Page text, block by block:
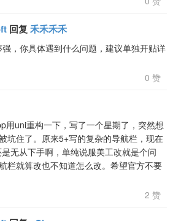
回复 禾禾禾禾
，你具体遇到什么问题，建议单独开贴详
0 赞
用uni重构一下，写了一个星期了，突然想
坑住了。原来5+写的复杂的导航栏，现在
无从下手啊，单纯说服美工改就是个问
栏就算改也不知道怎么改。希望官方不要
2 赞